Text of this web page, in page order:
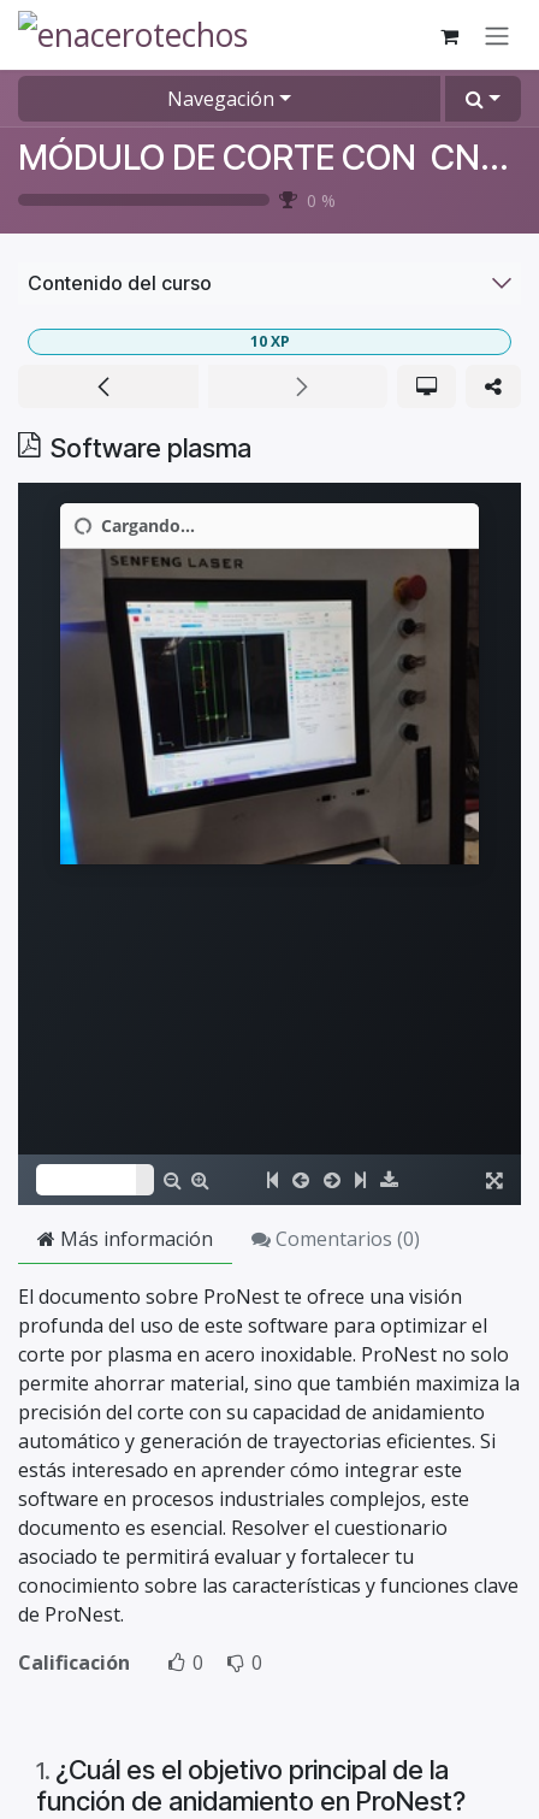
Ir al contenido
Navegación
MÓDULO DE CORTE CON CNC VICTORY Y LASER
0 %
Contenido del curso
Software plasma
10 XP
Más información Comentarios (0)
El documento sobre ProNest te ofrece una visión
profunda del uso de este software para optimizar el
corte por plasma en acero inoxidable. ProNest no solo
permite ahorrar material, sino que también maximiza la
precisión del corte con su capacidad de anidamiento
automático y generación de trayectorias eficientes. Si
estás interesado en aprender cómo integrar este
software en procesos industriales complejos, este
documento es esencial. Resolver el cuestionario
asociado te permitirá evaluar y fortalecer tu
conocimiento sobre las características y funciones clave
de ProNest.
Calificación
0 0
1. ¿Cuál es el objetivo principal de la
función de anidamiento en ProNest?